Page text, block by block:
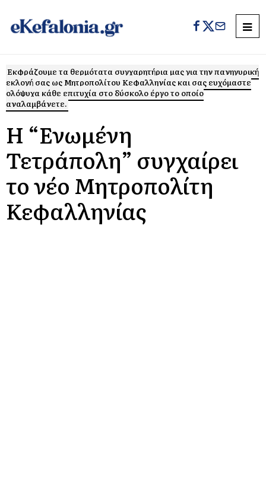
Εκφράζουμε τα θερμότατα συγχαρητήρια μας για την πανηγυρική
εκλογή σας ως Μητροπολίτου Κεφαλληνίας και σας ευχόμαστε
ολόψυχα κάθε επιτυχία στο δύσκολο έργο το οποίο
αναλαμβάνετε.
Η “Ενωμένη
Τετράπολη” συγχαίρει
το νέο Μητροπολίτη
Κεφαλληνίας